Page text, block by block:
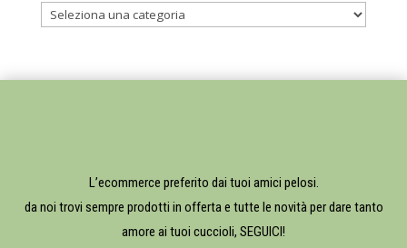
L’ecommerce preferito dai tuoi amici pelosi.
da noi trovi sempre prodotti in offerta e tutte le novità per dare tanto
amore ai tuoi cuccioli, SEGUICI!